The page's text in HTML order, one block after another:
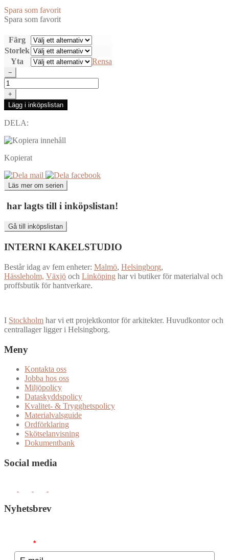
Spara som favorit
Spara som favorit
Färg
Storlek
Yta
Rensa
−
Mini
mängd
+
Lägg i inköpslistan
DELA:
Kopierat
Läs mer om serien
har lagts till i inköpslistan!
Gå till inköpslistan
INTERNI KAKELSTUDIO
Består idag av fem enheter: Malmö, Helsingborg,
Hässleholm, Växjö och Linköping har vi butiker för materialval och
proffsbutik för hantverkare.
I Stockholm har vi ett projektkontor för arkitekter. Huvudkontor och
centrallager ligger i Helsingborg.
Meny
Kontakta oss
Jobba hos oss
Miljöpolicy
Dataskyddspolicy
Kvalitet- & Trygghetspolicy
Materialvalsguide
Ordförklaring
Skötselanvisning
Dokumentbank
Social media
Nyhetsbrev
*